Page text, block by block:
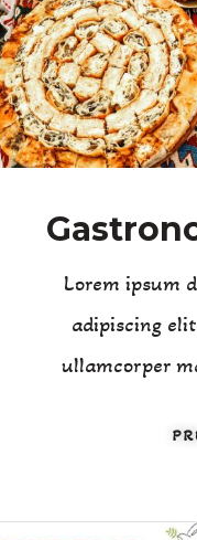
Lorem ipsum
adipiscing
ullamcorper